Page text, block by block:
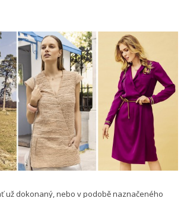
už dokonaný, nebo v podobě naznačeného